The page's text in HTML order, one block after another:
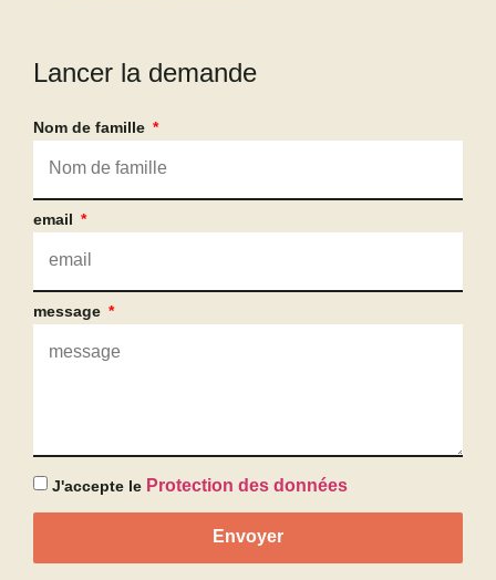
Lancer la demande
Nom de famille
email
message
J'accepte le Protection des données
Envoyer